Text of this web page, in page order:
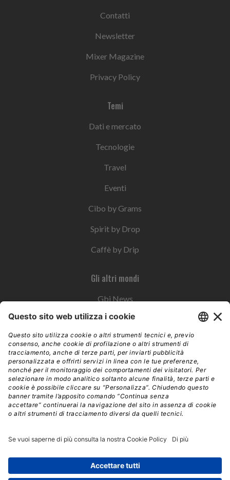
Contatti
Newsletter
Mixer Magazine
Privacy Policy
Temi
Dati e mercato
Tecnologie
Travel
Eventi
Cibo by Grams
Spirit by Drop
Caffè by Drip
Gli altri mondi
Gbi News
Instoremag
Esplora il gruppo
Edra Edizioni
Edizioni LSWR
LSWR Group
Mixer è un prodotto del network Edra Edizioni. Direzione, amministrazione,
redazione, pubblicità | © Copyright 2026 – Tutti i diritti riservati | Partita IVA e C.F.